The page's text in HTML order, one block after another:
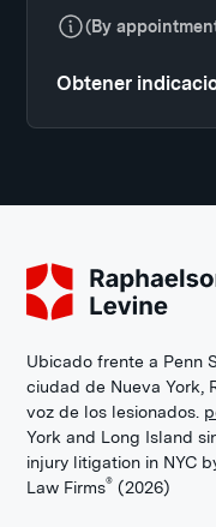
(By
Obtener
Ubicado frente a Penn
ciudad de Nueva York,
voz de los lesionados.
York and Long Island
injury litigation in NYC
Law Firms® (2026)